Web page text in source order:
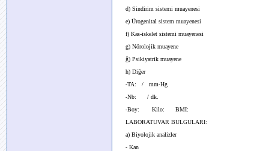
d) Sindirim sistemi muayenesi
e) Ürogenital sistem muayenesi
f) Kas-iskelet sistemi muayenesi
g) Nörolojik muayene
ğ) Psikiyatrik muayene
h) Diğer
-TA: / mm-Hg
-Nb: / dk.
-Boy: Kilo: BMI:
LABORATUVAR BULGULARI:
a) Biyolojik analizler
- Kan